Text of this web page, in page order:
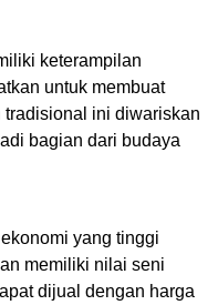
keterampilan
untuk membuat
ini diwariskan
bagian dari budaya
yang tinggi
memiliki nilai seni
dijual dengan harga